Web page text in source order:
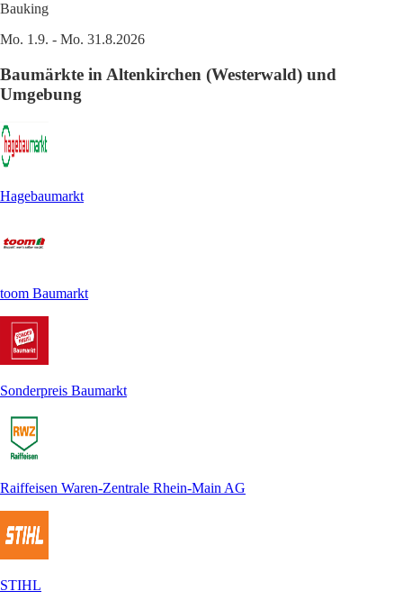
Bauking
Mo. 1.9. - Mo. 31.8.2026
Baumärkte in Altenkirchen (Westerwald) und
Umgebung
Hagebaumarkt
toom Baumarkt
Sonderpreis Baumarkt
Raiffeisen Waren-Zentrale Rhein-Main AG
STIHL